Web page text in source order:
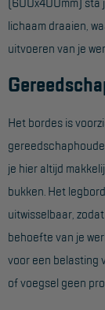
Hoogbouw
KEURING
Keuring en
Ladders en
Steigers
Reparatie en
lichaam draaien,
uitvoeren van je
Het bordes is
je hier altijd
bukken. Het
uitwisselbaar,
behoefte van je
voor een belasting
of voegsel geen